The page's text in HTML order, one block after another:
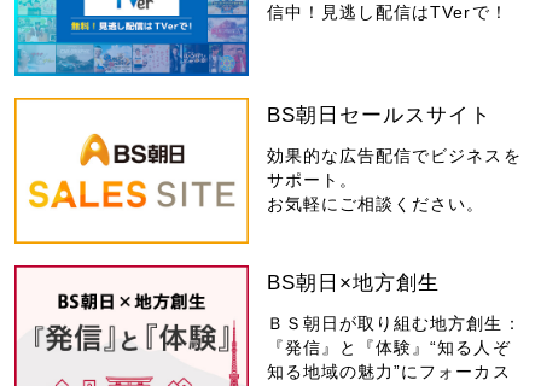
信中！見逃し配信はTVerで！
BS朝日セールスサイト
効果的な広告配信でビジネスを
サポート。
お気軽にご相談ください。
BS朝日×地方創生
ＢＳ朝日が取り組む地方創生：
『発信』と『体験』“知る人ぞ
知る地域の魅力”にフォーカス